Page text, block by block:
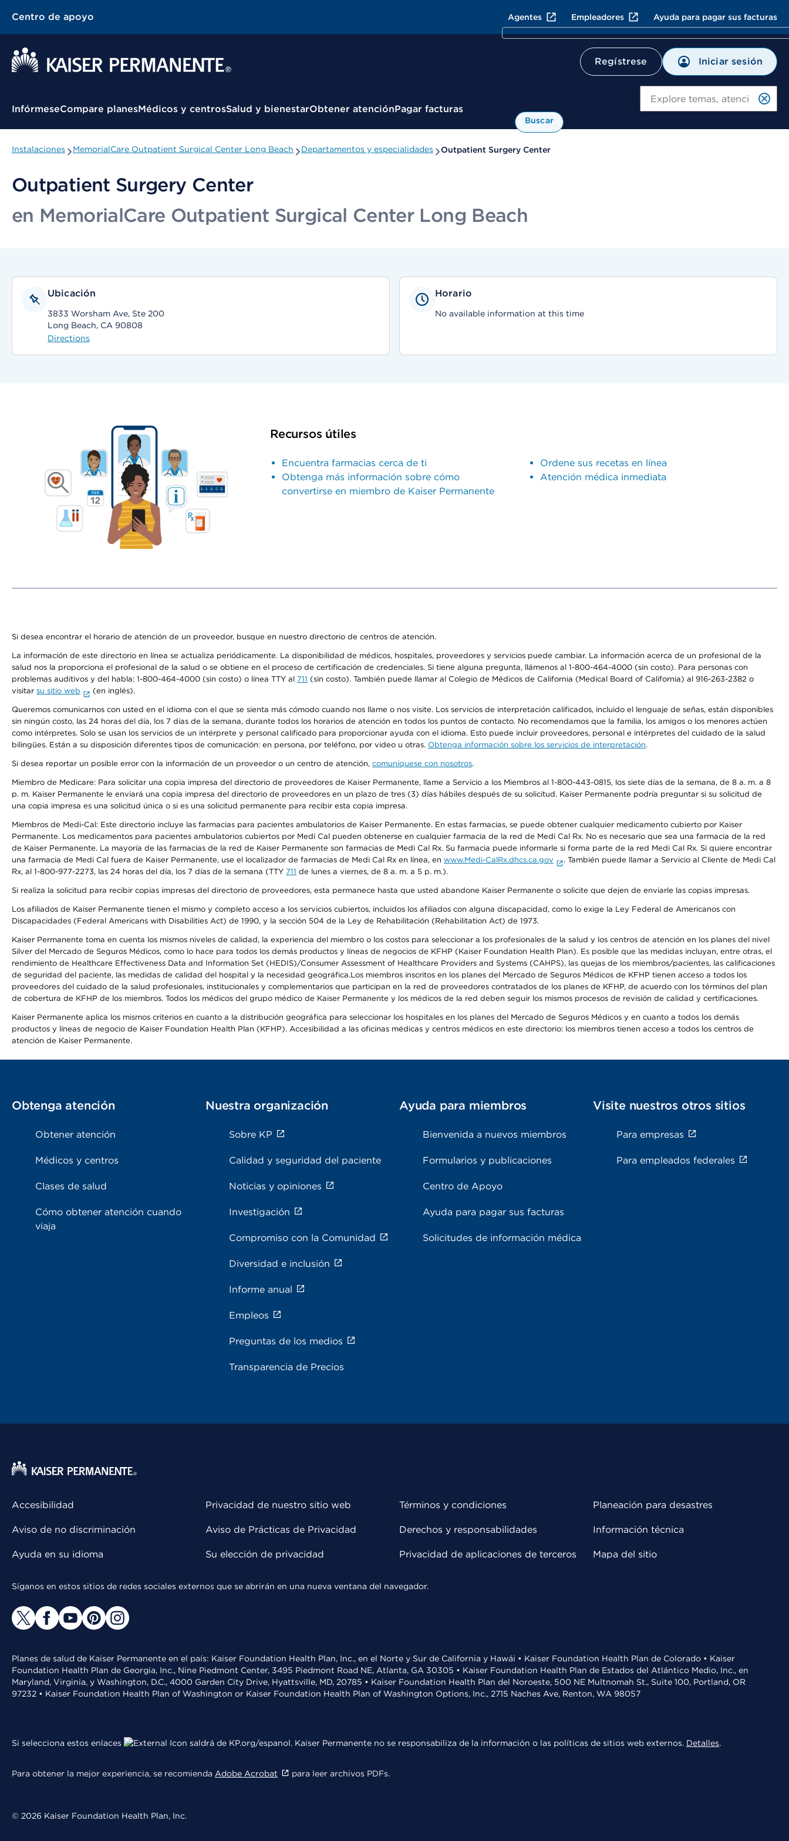
Centro de apoyo Agentes Empleadores Ayuda para pagar sus facturas
Regístrese Iniciar sesión
Menú contextual
InfórmeseCompare planesMédicos y centrosSalud y bienestarObtener atenciónPagar facturas
Buscar
Instalaciones MemorialCare Outpatient Surgical Center Long Beach Departamentos y especialidades Outpatient Surgery Center
Outpatient Surgery Center
en MemorialCare Outpatient Surgical Center Long Beach
Ubicación
3833 Worsham Ave, Ste 200
Long Beach, CA 90808
Directions
Horario
No available information at this time
Recursos útiles
Encuentra farmacias cerca de ti
Obtenga más información sobre cómo
convertirse en miembro de Kaiser Permanente
Ordene sus recetas en línea
Atención médica inmediata
Si desea encontrar el horario de atención de un proveedor, busque en nuestro directorio de centros de atención.
La información de este directorio en línea se actualiza periódicamente. La disponibilidad de médicos, hospitales, proveedores y servicios puede cambiar. La información acerca de un profesional de la
salud nos la proporciona el profesional de la salud o se obtiene en el proceso de certificación de credenciales. Si tiene alguna pregunta, llámenos al 1-800-464-4000 (sin costo). Para personas con
problemas auditivos y del habla: 1-800-464-4000 (sin costo) o línea TTY al 711 (sin costo). También puede llamar al Colegio de Médicos de California (Medical Board of California) al 916-263-2382 o
visitar su sitio web (en inglés).
Queremos comunicarnos con usted en el idioma con el que se sienta más cómodo cuando nos llame o nos visite. Los servicios de interpretación calificados, incluido el lenguaje de señas, están disponibles
sin ningún costo, las 24 horas del día, los 7 días de la semana, durante todos los horarios de atención en todos los puntos de contacto. No recomendamos que la familia, los amigos o los menores actúen
como intérpretes. Solo se usan los servicios de un intérprete y personal calificado para proporcionar ayuda con el idioma. Esto puede incluir proveedores, personal e intérpretes del cuidado de la salud
bilingües. Están a su disposición diferentes tipos de comunicación: en persona, por teléfono, por video u otras. Obtenga información sobre los servicios de interpretación.
Si desea reportar un posible error con la información de un proveedor o un centro de atención, comuníquese con nosotros.
Miembro de Medicare: Para solicitar una copia impresa del directorio de proveedores de Kaiser Permanente, llame a Servicio a los Miembros al 1-800-443-0815, los siete días de la semana, de 8 a. m. a 8
p. m. Kaiser Permanente le enviará una copia impresa del directorio de proveedores en un plazo de tres (3) días hábiles después de su solicitud. Kaiser Permanente podría preguntar si su solicitud de
una copia impresa es una solicitud única o si es una solicitud permanente para recibir esta copia impresa.
Miembros de Medi-Cal: Este directorio incluye las farmacias para pacientes ambulatorios de Kaiser Permanente. En estas farmacias, se puede obtener cualquier medicamento cubierto por Kaiser
Permanente. Los medicamentos para pacientes ambulatorios cubiertos por Medi Cal pueden obtenerse en cualquier farmacia de la red de Medi Cal Rx. No es necesario que sea una farmacia de la red
de Kaiser Permanente. La mayoría de las farmacias de la red de Kaiser Permanente son farmacias de Medi Cal Rx. Su farmacia puede informarle si forma parte de la red Medi Cal Rx. Si quiere encontrar
una farmacia de Medi Cal fuera de Kaiser Permanente, use el localizador de farmacias de Medi Cal Rx en línea, en www.Medi-CalRx.dhcs.ca.gov
. También puede llamar a Servicio al Cliente de Medi Cal
Rx, al 1-800-977-2273, las 24 horas del día, los 7 días de la semana (TTY 711 de lunes a viernes, de 8 a. m. a 5 p. m.).
Si realiza la solicitud para recibir copias impresas del directorio de proveedores, esta permanece hasta que usted abandone Kaiser Permanente o solicite que dejen de enviarle las copias impresas.
Los afiliados de Kaiser Permanente tienen el mismo y completo acceso a los servicios cubiertos, incluidos los afiliados con alguna discapacidad, como lo exige la Ley Federal de Americanos con
Discapacidades (Federal Americans with Disabilities Act) de 1990, y la sección 504 de la Ley de Rehabilitación (Rehabilitation Act) de 1973.
Kaiser Permanente toma en cuenta los mismos niveles de calidad, la experiencia del miembro o los costos para seleccionar a los profesionales de la salud y los centros de atención en los planes del nivel
Silver del Mercado de Seguros Médicos, como lo hace para todos los demás productos y líneas de negocios de KFHP (Kaiser Foundation Health Plan). Es posible que las medidas incluyan, entre otras, el
rendimiento de Healthcare Effectiveness Data and Information Set (HEDIS)/Consumer Assessment of Healthcare Providers and Systems (CAHPS), las quejas de los miembros/pacientes, las calificaciones
de seguridad del paciente, las medidas de calidad del hospital y la necesidad geográfica.Los miembros inscritos en los planes del Mercado de Seguros Médicos de KFHP tienen acceso a todos los
proveedores del cuidado de la salud profesionales, institucionales y complementarios que participan en la red de proveedores contratados de los planes de KFHP, de acuerdo con los términos del plan
de cobertura de KFHP de los miembros. Todos los médicos del grupo médico de Kaiser Permanente y los médicos de la red deben seguir los mismos procesos de revisión de calidad y certificaciones.
Kaiser Permanente aplica los mismos criterios en cuanto a la distribución geográfica para seleccionar los hospitales en los planes del Mercado de Seguros Médicos y en cuanto a todos los demás
productos y líneas de negocio de Kaiser Foundation Health Plan (KFHP). Accesibilidad a las oficinas médicas y centros médicos en este directorio: los miembros tienen acceso a todos los centros de
atención de Kaiser Permanente.
Obtenga atención
Obtener atención
Médicos y centros
Clases de salud
Cómo obtener atención cuando
viaja
Nuestra organización
Sobre KP
Calidad y seguridad del paciente
Noticias y opiniones
Investigación
Compromiso con la Comunidad
Diversidad e inclusión
Informe anual
Empleos
Preguntas de los medios
Transparencia de Precios
Ayuda para miembros
Bienvenida a nuevos miembros
Formularios y publicaciones
Centro de Apoyo
Ayuda para pagar sus facturas
Solicitudes de información médica
Visite nuestros otros sitios
Para empresas
Para empleados federales
Accesibilidad
Aviso de no discriminación
Ayuda en su idioma
Privacidad de nuestro sitio web
Aviso de Prácticas de Privacidad
Su elección de privacidad
Términos y condiciones
Derechos y responsabilidades
Privacidad de aplicaciones de terceros
Planeación para desastres
Información técnica
Mapa del sitio
Síganos en estos sitios de redes sociales externos que se abrirán en una nueva ventana del navegador.
Planes de salud de Kaiser Permanente en el país: Kaiser Foundation Health Plan, Inc., en el Norte y Sur de California y Hawái • Kaiser Foundation Health Plan de Colorado • Kaiser
Foundation Health Plan de Georgia, Inc., Nine Piedmont Center, 3495 Piedmont Road NE, Atlanta, GA 30305 • Kaiser Foundation Health Plan de Estados del Atlántico Medio, Inc., en
Maryland, Virginia, y Washington, D.C., 4000 Garden City Drive, Hyattsville, MD, 20785 • Kaiser Foundation Health Plan del Noroeste, 500 NE Multnomah St., Suite 100, Portland, OR
97232 • Kaiser Foundation Health Plan of Washington or Kaiser Foundation Health Plan of Washington Options, Inc., 2715 Naches Ave, Renton, WA 98057
Si selecciona estos enlaces saldrá de KP.org/espanol. Kaiser Permanente no se responsabiliza de la información o las políticas de sitios web externos. Detalles.
Para obtener la mejor experiencia, se recomienda Adobe Acrobat para leer archivos PDFs.
© 2026 Kaiser Foundation Health Plan, Inc.